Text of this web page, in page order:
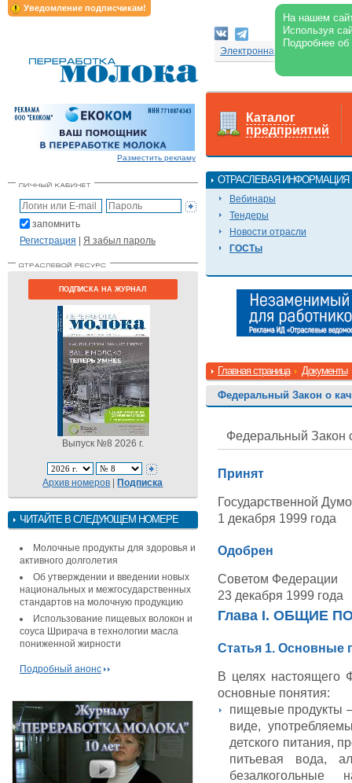
Уведомление подписчикам!
На нашем
Используя
Подробнее
Электронная версия
Разместить рекламу
запомнить
Регистрация | Я забыл пароль
ПОДПИСКА НА ЖУРНАЛ
Выпуск №8 2026 г.
Архив номеров |Подписка
ЧИТАЙТЕ В СЛЕДУЮЩЕМ НОМЕРЕ
Молочные продукты для здоровья и
активного долголетия
Об утверждении и введении новых
национальных и межгосударственных
стандартов на молочную продукцию
Использование пищевых волокон и
соуса Шрирача в технологии масла
пониженной жирности
Подробный анонс
Каталог
предприятий
ОТРАСЛЕВАЯ ИНФОРМАЦИЯ
Вебинары
Тендеры
Новости отрасли
ГОСТы
Главная страница Документы
Федеральный Закон о
Федеральный Закон
Принят
Государственной
1 декабря 1999 года
Одобрен
Советом Федерации
23 декабря 1999 года
Глава I. ОБЩИЕ
Статья 1. Основные
В целях настоящего
основные понятия:
пищевые продукты
виде,
детского питания,
питьевая вода,
безалкогольные